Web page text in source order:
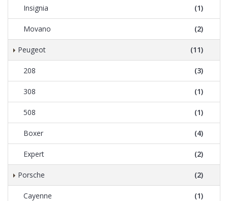
Insignia (1)
Movano (2)
Peugeot (11)
208 (3)
308 (1)
508 (1)
Boxer (4)
Expert (2)
Porsche (2)
Cayenne (1)